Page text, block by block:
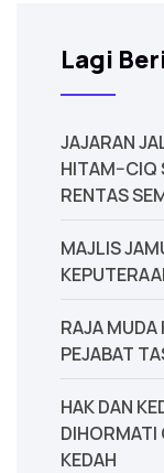
Lagi
JAJARAN
HITAM–CIQ
RENTAS
MAJLIS
‎RAJA MUDA
PEJABAT
‎HAK DAN
DIHORMATI
KEDAH